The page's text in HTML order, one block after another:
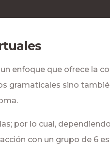
enfoque que ofrece la
gramaticales sino
por lo cual,
con un grupo de 6